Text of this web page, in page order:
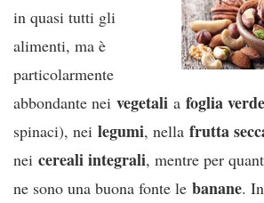
in quasi tutti gli
alimenti, ma è
particolarmente
abbondante nei vegetali a foglia verde
spinaci), nei legumi, nella frutta
nei cereali integrali, mentre per
ne sono una buona fonte le banane.